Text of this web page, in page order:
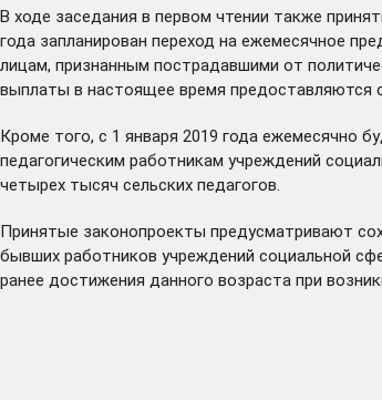
В ходе заседания в первом чтении также
года запланирован переход на ежемесячное
лицам, признанным пострадавшими от
выплаты в настоящее время предоставляются
Кроме того, с 1 января 2019 года ежемесячно
педагогическим работникам учреждений
четырех тысяч сельских педагогов.
Принятые законопроекты предусматривают
бывших работников учреждений социальной
ранее достижения данного возраста при